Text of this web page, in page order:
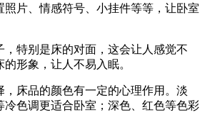
照片、情感符号、小挂件等等，让卧室
，特别是床的对面，这会让人感觉不
形象，让人不易入眠。
，床品的颜色有一定的心理作用。淡
冷色调更适合卧室；深色、红色等色彩